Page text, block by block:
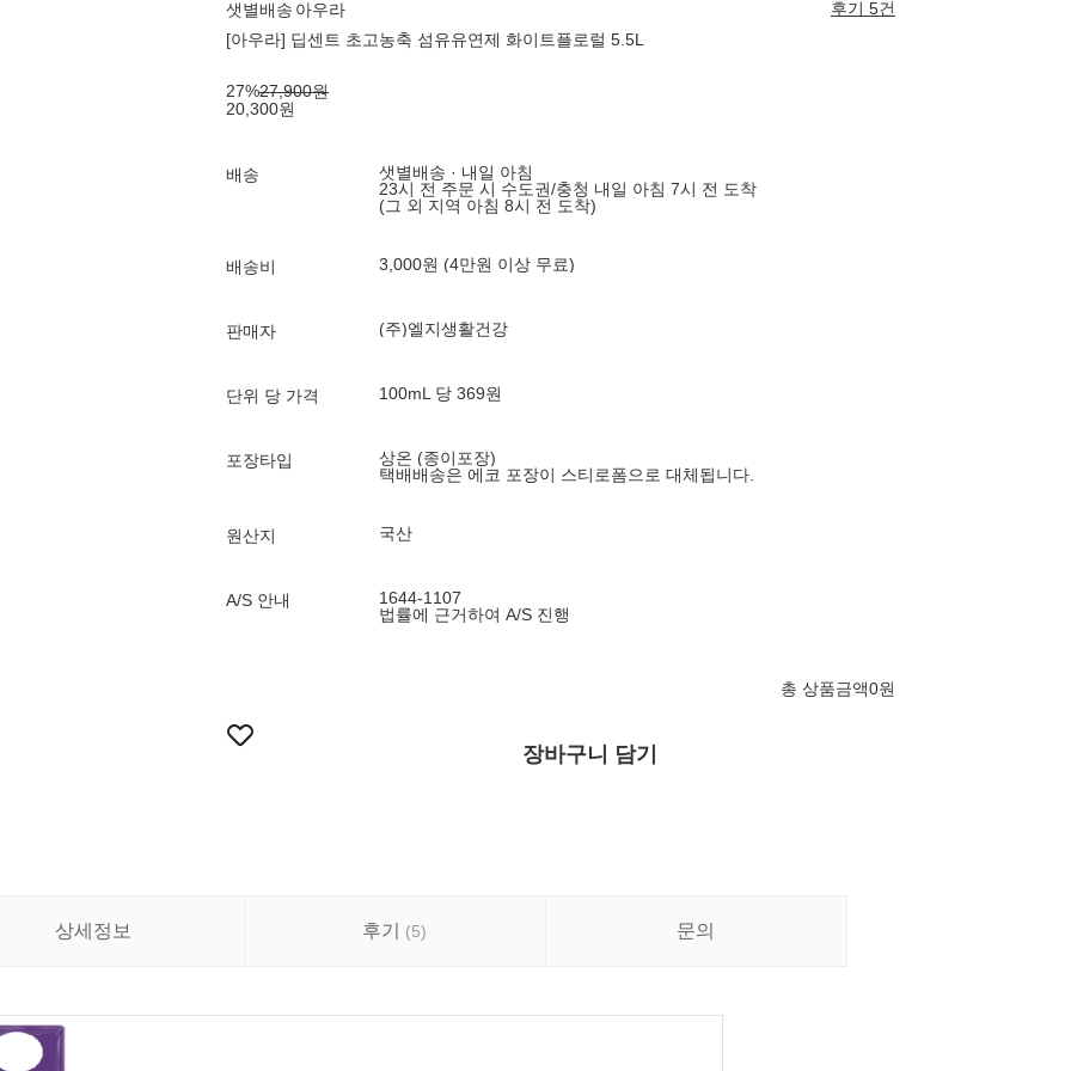
샛별배송 아우라
후기 5건
[아우라] 딥센트 초고농축 섬유유연제 화이트플로럴 5.5L
27%27,900원
20,300원
배송
샛별배송 · 내일 아침
23시 전 주문 시 수도권/충청 내일 아침 7시 전 도착
(그 외 지역 아침 8시 전 도착)
배송비 3,000원 (4만원 이상 무료)
판매자 (주)엘지생활건강
단위 당 가격 100mL 당 369원
포장타입
상온 (종이포장)
택배배송은 에코 포장이 스티로폼으로 대체됩니다.
원산지 국산
A/S 안내
1644-1107
법률에 근거하여 A/S 진행
총 상품금액0원
장바구니 담기
상세정보 후기 (5) 문의